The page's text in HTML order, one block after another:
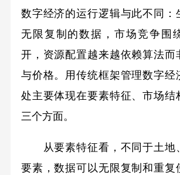
数字经济的运行逻辑与此不同：
无限复制的数据，市场竞争围
开，资源配置越来越依赖算法而
与价格。用传统框架管理数字经
处主要体现在要素特征、市场结
三个方面。
从要素特征看，不同于土地
要素，数据可以无限复制和重复